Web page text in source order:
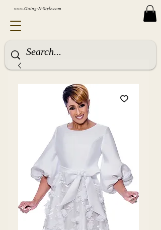
www.Going-N-Style.com